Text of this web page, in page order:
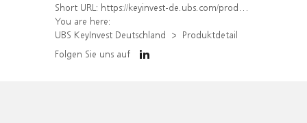
Short URL: https://keyinvest-de.ubs.com/produkt/detail/index/isin/DE000WA5RAN7
You are here:
UBS KeyInvest Deutschland
Produktdetail
Folgen Sie uns auf